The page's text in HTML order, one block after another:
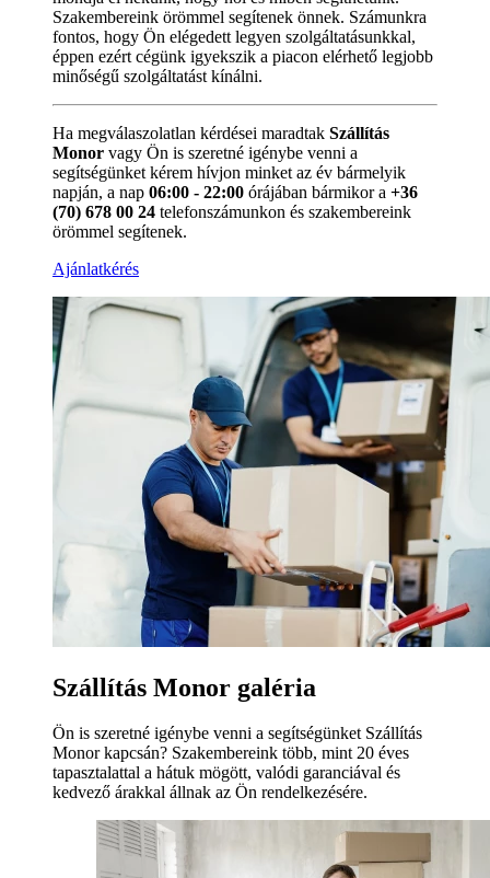
Szakembereink örömmel segítenek önnek. Számunkra
fontos, hogy Ön elégedett legyen szolgáltatásunkkal,
éppen ezért cégünk igyekszik a piacon elérhető legjobb
minőségű szolgáltatást kínálni.
Ha megválaszolatlan kérdései maradtak Szállítás
Monor vagy Ön is szeretné igénybe venni a
segítségünket kérem hívjon minket az év bármelyik
napján, a nap 06:00 - 22:00 órájában bármikor a +36
(70) 678 00 24 telefonszámunkon és szakembereink
örömmel segítenek.
Ajánlatkérés
Szállítás Monor galéria
Ön is szeretné igénybe venni a segítségünket Szállítás
Monor kapcsán? Szakembereink több, mint 20 éves
tapasztalattal a hátuk mögött, valódi garanciával és
kedvező árakkal állnak az Ön rendelkezésére.